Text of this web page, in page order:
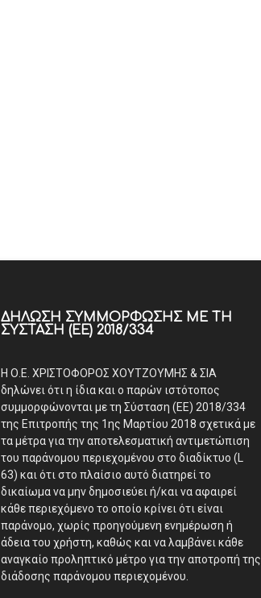
ΔΉΛΩΣΗ ΣΥΜΜΌΡΦΩΣΗΣ ΜΕ ΤΗ
ΣΎΣΤΑΣΗ (ΕΕ) 2018/334
Η Ο.Ε. ΧΡΙΣΤΟΦΟΡΟΣ ΧΟΥΤΖΟΥΜΗΣ & ΣΙΑ
δηλώνει ότι η ίδια και ο παρών ιστότοπος
συμμορφώνονται με τη Σύσταση (ΕΕ) 2018/334
της Επιτροπής της 1ης Μαρτίου 2018 σχετικά με
τα μέτρα για την αποτελεσματική αντιμετώπιση
του παράνομου περιεχομένου στο διαδίκτυο (L
63) και ότι στο πλαίσιο αυτό διατηρεί το
δικαίωμα να μην δημοσιεύει ή/και να αφαιρεί
κάθε περιεχόμενο το οποίο κρίνει ότι είναι
παράνομο, χωρίς προηγούμενη ενημέρωση ή
άδεια του χρήστη, καθώς και να λαμβάνει κάθε
αναγκαίο προληπτικό μέτρο για την αποτροπή της
διάδοσης παράνομου περιεχομένου.